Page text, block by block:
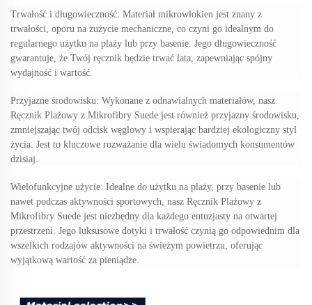
Trwałość i długowieczność: Materiał mikrowłokien jest znany z
trwałości, oporu na zużycie mechaniczne, co czyni go idealnym do
regularnego użytku na plaży lub przy basenie. Jego długowieczność
gwarantuje, że Twój ręcznik będzie trwać lata, zapewniając spójny
wydajność i wartość.
Przyjazne środowisku: Wykonane z odnawialnych materiałów, nasz
Ręcznik Plażowy z Mikrofibry Suede jest również przyjazny środowisku,
zmniejszając twój odcisk węglowy i wspierając bardziej ekologiczny styl
życia. Jest to kluczowe rozważanie dla wielu świadomych konsumentów
dzisiaj.
Wielofunkcyjne użycie: Idealne do użytku na plaży, przy basenie lub
nawet podczas aktywności sportowych, nasz Ręcznik Plażowy z
Mikrofibry Suede jest niezbędny dla każdego entuzjasty na otwartej
przestrzeni. Jego luksusowe dotyki i trwałość czynią go odpowiednim dla
wszelkich rodzajów aktywności na świeżym powietrzu, oferując
wyjątkową wartość za pieniądze.